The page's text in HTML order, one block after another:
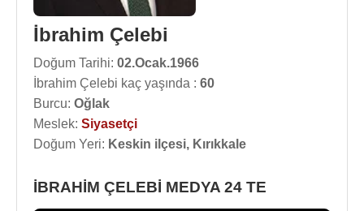
İbrahim Çelebi
Doğum Tarihi: 02.Ocak.1966
İbrahim Çelebi kaç yaşında : 60
Burcu: Oğlak
Meslek: Siyasetçi
Doğum Yeri: Keskin ilçesi, Kırıkkale
İBRAHİM ÇELEBİ MEDYA 24 TE